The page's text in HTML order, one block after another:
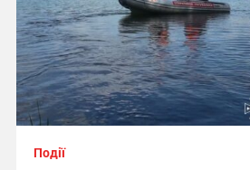
Події